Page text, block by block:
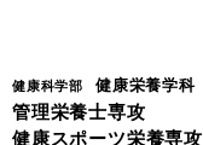
健康科学部 健康栄養学科
管理栄養士専攻
健康スポーツ栄養専攻